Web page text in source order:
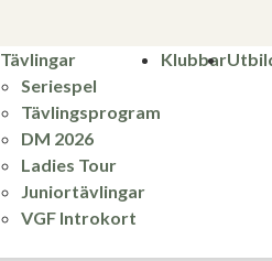
Tävlingar
Seriespel
Tävlingsprogram
DM 2026
Ladies Tour
Juniortävlingar
VGF Introkort
Klubbar